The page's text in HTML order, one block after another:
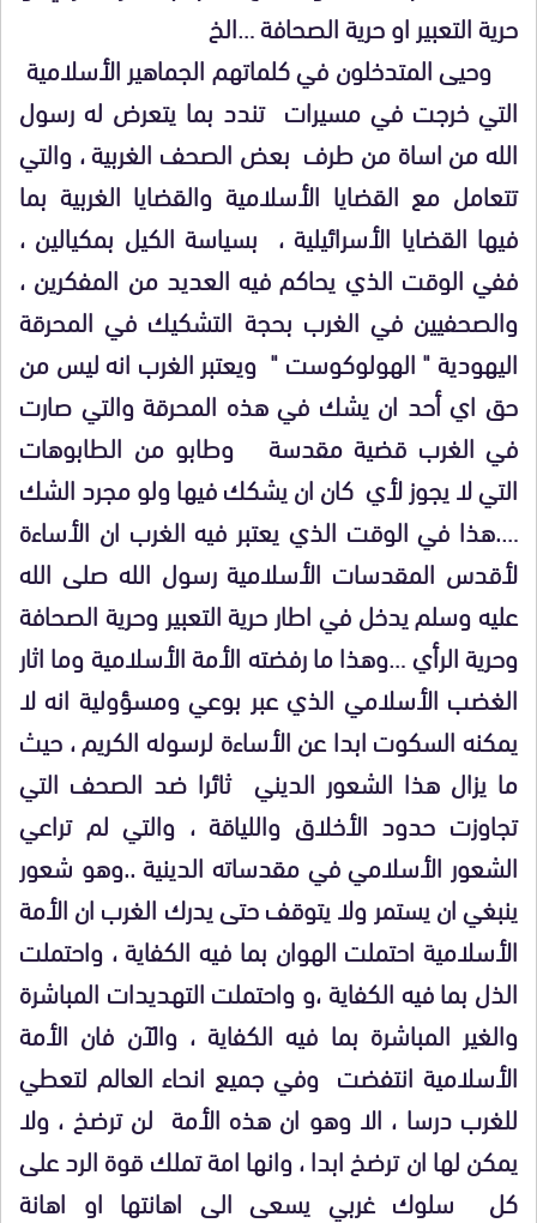
حرية التعبير او حرية الصحافة …الخ
وحيى المتدخلون في كلماتهم الجماهير الأسلامية
التي خرجت في مسيرات تندد بما يتعرض له رسول
الله من اساة من طرف بعض الصحف الغربية ، والتي
تتعامل مع القضايا الأسلامية والقضايا الغربية بما
فيها القضايا الأسرائيلية ، بسياسة الكيل بمكيالين ،
ففي الوقت الذي يحاكم فيه العديد من المفكرين ،
والصحفيين في الغرب بحجة التشكيك في المحرقة
اليهودية " الهولوكوست " ويعتبر الغرب انه ليس من
حق اي أحد ان يشك في هذه المحرقة والتي صارت
في الغرب قضية مقدسة وطابو من الطابوهات
التي لا يجوز لأي كان ان يشكك فيها ولو مجرد الشك
….هذا في الوقت الذي يعتبر فيه الغرب ان الأساءة
لأقدس المقدسات الأسلامية رسول الله صلى الله
عليه وسلم يدخل في اطار حرية التعبير وحرية الصحافة
وحرية الرأي …وهذا ما رفضته الأمة الأسلامية وما اثار
الغضب الأسلامي الذي عبر بوعي ومسؤولية انه لا
يمكنه السكوت ابدا عن الأساءة لرسوله الكريم ، حيث
ما يزال هذا الشعور الديني ثائرا ضد الصحف التي
تجاوزت حدود الأخلاق واللياقة ، والتي لم تراعي
الشعور الأسلامي في مقدساته الدينية ..وهو شعور
ينبغي ان يستمر ولا يتوقف حتى يدرك الغرب ان الأمة
الأسلامية احتملت الهوان بما فيه الكفاية ، واحتملت
الذل بما فيه الكفاية ،و واحتملت التهديدات المباشرة
والغير المباشرة بما فيه الكفاية ، والآن فان الأمة
الأسلامية انتفضت وفي جميع انحاء العالم لتعطي
للغرب درسا ، الا وهو ان هذه الأمة لن ترضخ ، ولا
يمكن لها ان ترضخ ابدا ، وانها امة تملك قوة الرد على
كل سلوك غربي يسعى الى اهانتها او اهانة